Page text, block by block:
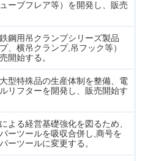
ーブフレア等）を開発し、販売
鋼用吊クランプシリーズ製品
、横吊クランプ,吊フック等）
開始する。
型特殊品の生産体制を整備、電
リフターを開発し、販売開始す
よる経営基礎強化を図るため、
ーツールを吸収合併し,商号を
ーツールに変更する。